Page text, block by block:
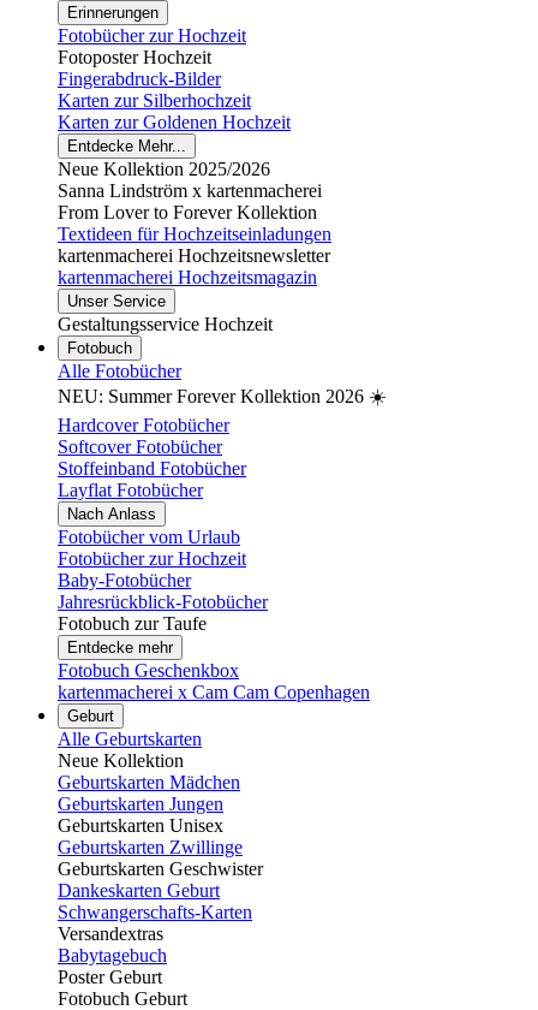
Erinnerungen
Fotobücher zur Hochzeit
Fotoposter Hochzeit
Fingerabdruck-Bilder
Karten zur Silberhochzeit
Karten zur Goldenen Hochzeit
Entdecke Mehr...
Neue Kollektion 2025/2026
Sanna Lindström x kartenmacherei
From Lover to Forever Kollektion
Textideen für Hochzeitseinladungen
kartenmacherei Hochzeitsnewsletter
kartenmacherei Hochzeitsmagazin
Unser Service
Gestaltungsservice Hochzeit
Fotobuch
Alle Fotobücher
NEU: Summer Forever Kollektion 2026 ☀️
Hardcover Fotobücher
Softcover Fotobücher
Stoffeinband Fotobücher
Layflat Fotobücher
Nach Anlass
Fotobücher vom Urlaub
Fotobücher zur Hochzeit
Baby-Fotobücher
Jahresrückblick-Fotobücher
Fotobuch zur Taufe
Entdecke mehr
Fotobuch Geschenkbox
kartenmacherei x Cam Cam Copenhagen
Geburt
Alle Geburtskarten
Neue Kollektion
Geburtskarten Mädchen
Geburtskarten Jungen
Geburtskarten Unisex
Geburtskarten Zwillinge
Geburtskarten Geschwister
Dankeskarten Geburt
Schwangerschafts-Karten
Versandextras
Babytagebuch
Poster Geburt
Fotobuch Geburt